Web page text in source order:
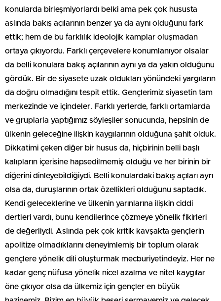
konularda birleşmiyorlardı belki ama pek çok hususta
aslında bakış açılarının benzer ya da aynı olduğunu fark
ettik; hem de bu farklılık ideolojik kamplar oluşmadan
ortaya çıkıyordu. Farklı çerçevelere konumlanıyor olsalar
da belli konulara bakış açılarının aynı ya da yakın olduğunu
gördük. Bir de siyasete uzak oldukları yönündeki yargıların
da doğru olmadığını tespit ettik. Gençlerimiz siyasetin tam
merkezinde ve içindeler. Farklı yerlerde, farklı ortamlarda
ve gruplarla yaptığımız söyleşiler sonucunda, hepsinin de
ülkenin geleceğine ilişkin kaygılarının olduğuna şahit olduk.
Dikkatimi çeken diğer bir husus da, hiçbirinin belli başlı
kalıpların içerisine hapsedilmemiş olduğu ve her birinin bir
diğerini dinleyebildiğiydi. Belli konulardaki bakış açıları ayrı
olsa da, duruşlarının ortak özellikleri olduğunu saptadık.
Kendi geleceklerine ve ülkenin yarınlarına ilişkin ciddi
dertleri vardı, bunu kendilerince çözmeye yönelik fikirleri
de değerliydi. Aslında pek çok kritik kavşakta gençlerin
apolitize olmadıklarını deneyimlemiş bir toplum olarak
gençlere yönelik dili oluşturmak mecburiyetindeyiz. Her ne
kadar genç nüfusa yönelik nicel azalma ve nitel kaygılar
öne çıkıyor olsa da ülkemiz için gençler en büyük